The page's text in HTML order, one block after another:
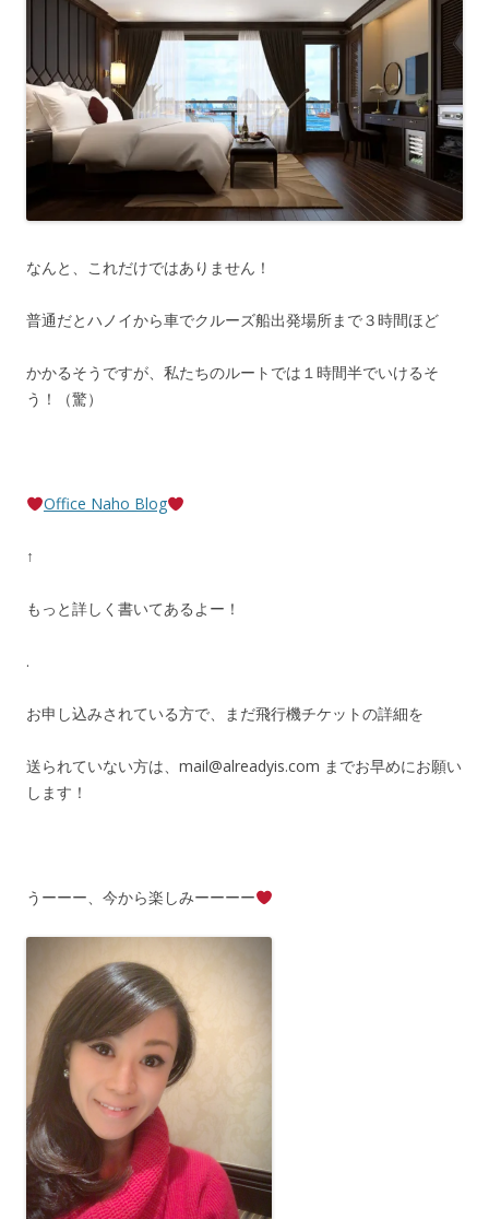
なんと、これだけではありません！
普通だとハノイから車でクルーズ船出発場所まで３時間ほど
かかるそうですが、私たちのルートでは１時間半でいけるそ
う！（驚）
Office Naho Blog
↑
もっと詳しく書いてあるよー！
.
お申し込みされている方で、まだ飛行機チケットの詳細を
送られていない方は、mail@alreadyis.com までお早めにお願い
します！
うーーー、今から楽しみーーーー